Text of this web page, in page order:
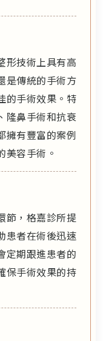
形技術上具有高
是傳統的手術方
的手術效果。特
隆鼻手術和抗衰
擁有豐富的案例
美容手術。
節，格嘉診所提
患者在術後迅速
定期跟進患者的
保手術效果的持